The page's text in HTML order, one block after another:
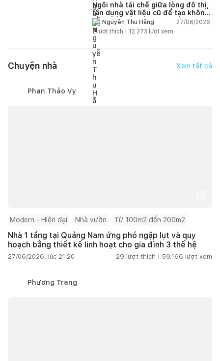
Ngôi nhà tái chế giữa lòng đô thị,
tận dụng vật liệu cũ để tạo không
gian sống linh hoạt
Nguyễn Thu Hằng
27/06/2026,
2lượt thích | 12.273 lượt xem
Chuyện nhà Xem tất cả
Phan Thảo Vy
Modern - Hiện đại Nhà vườn Từ 100m2 đến 200m2
Nhà 1 tầng tại Quảng Nam ứng phó ngập lụt và quy
hoạch bằng thiết kế linh hoạt cho gia đình 3 thế hệ
27/06/2026, lúc 21:20 29 lượt thích | 59.166 lượt xem
Phương Trang